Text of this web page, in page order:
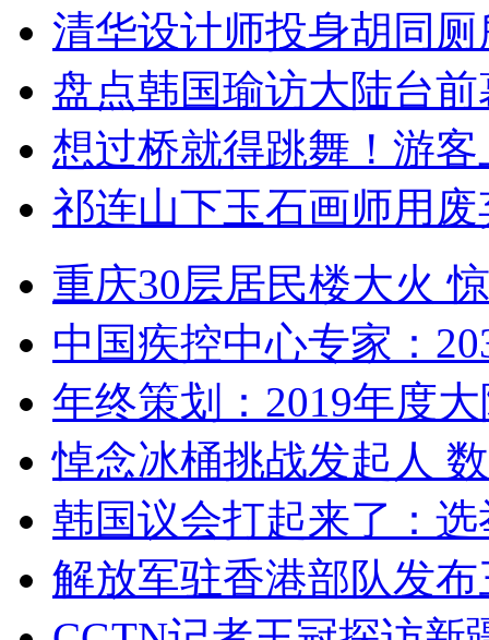
清华设计师投身胡同
盘点韩国瑜访大陆台
想过桥就得跳舞！游客
祁连山下玉石画师用
重庆30层居民楼大火
中国疾控中心专家：
年终策划：2019年度
悼念冰桶挑战发起人
韩国议会打起来了：
解放军驻香港部队发